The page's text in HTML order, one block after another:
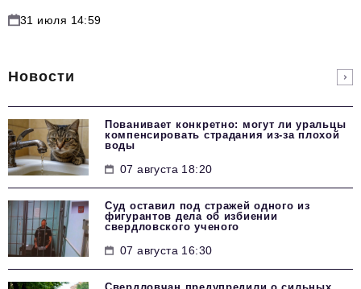
31 июля 14:59
Новости
Пованивает конкретно: могут ли уральцы
компенсировать страдания из-за плохой
воды
07 августа 18:20
Суд оставил под стражей одного из
фигурантов дела об избиении
свердловского ученого
07 августа 16:30